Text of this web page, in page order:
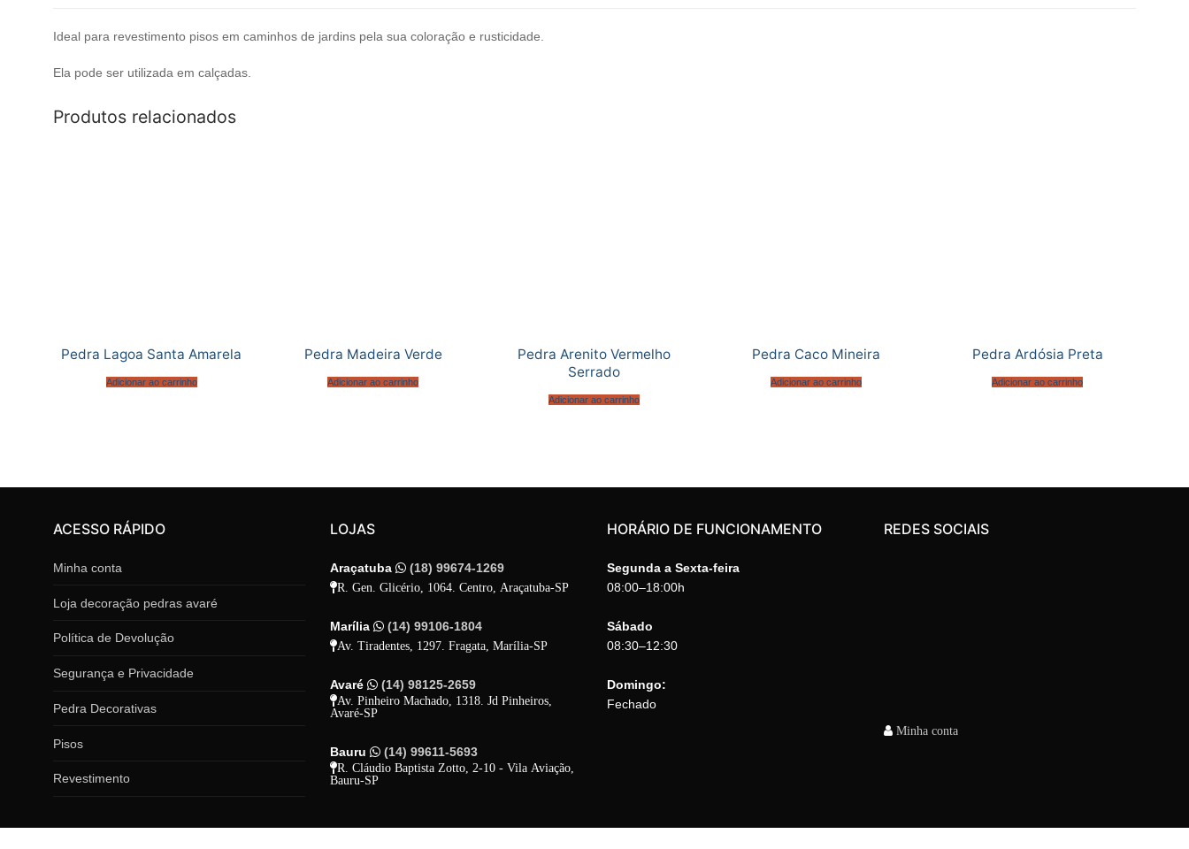
Ideal para revestimento pisos em caminhos de jardins pela sua coloração e rusticidade.
Ela pode ser utilizada em calçadas.
Produtos relacionados
Pedra Lagoa Santa Amarela
Adicionar ao carrinho
Pedra Madeira Verde
Adicionar ao carrinho
Pedra Arenito Vermelho
Serrado
Adicionar ao carrinho
Pedra Caco Mineira
Adicionar ao carrinho
Pedra Ardósia Preta
Adicionar ao carrinho
ACESSO RÁPIDO
Minha conta
Loja decoração pedras avaré
Política de Devolução
Segurança e Privacidade
Pedra Decorativas
Pisos
Revestimento
LOJAS
Araçatuba (18) 99674-1269
R. Gen. Glicério, 1064. Centro, Araçatuba-SP
Marília (14) 99106-1804
Av. Tiradentes, 1297. Fragata, Marília-SP
Avaré (14) 98125-2659
Av. Pinheiro Machado, 1318. Jd Pinheiros,
Avaré-SP
Bauru (14) 99611-5693
R. Cláudio Baptista Zotto, 2-10 - Vila Aviação,
Bauru-SP
HORÁRIO DE FUNCIONAMENTO
Segunda a Sexta-feira
08:00–18:00h
Sábado
08:30–12:30
Domingo:
Fechado
REDES SOCIAIS
Minha conta